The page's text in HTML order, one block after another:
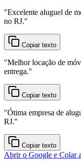
"Excelente aluguel de
no RJ."
Copiar texto
"Melhor locação de
entrega."
Copiar texto
"Ótima empresa de
RJ."
Copiar texto
Abrir o Google e Colar